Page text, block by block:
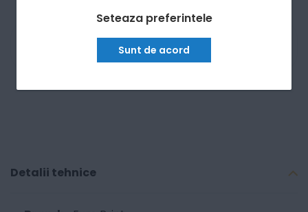
Seteaza preferintele
Sunt de acord
Am nevoie de ajutor
Detalii tehnice